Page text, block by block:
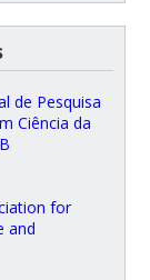
de Pesquisa
Ciência da
for
and